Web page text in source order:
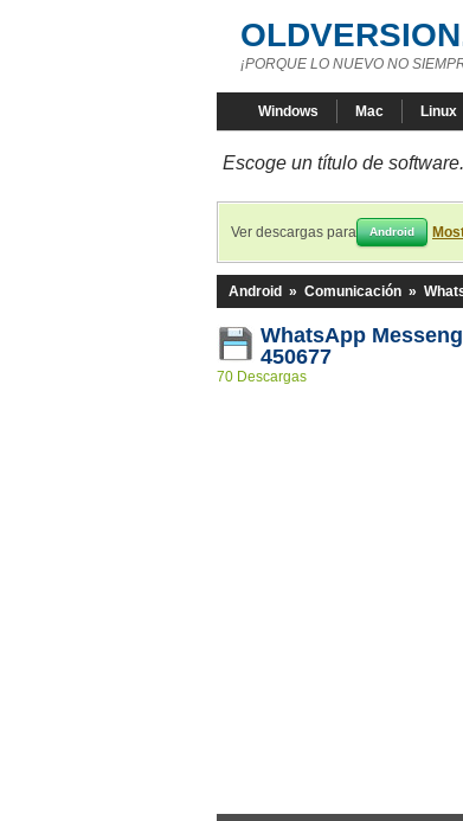
¡PORQUE LO NUEVO NO
Windows Mac Linux
Escoge un título de
Ver descargas para Android
Android » Comunicación »
WhatsApp
450677
70 Descargas